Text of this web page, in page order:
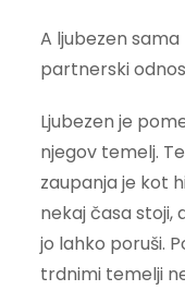
A ljubezen
partnerski
Ljubezen je
njegov temelj.
zaupanja je kot
nekaj časa stoji,
jo lahko poruši.
trdnimi temelji